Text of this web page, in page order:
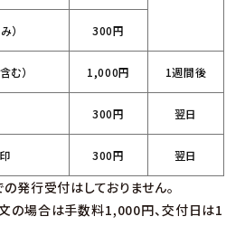
ス
サイトについて
個人情報保護方針
への対応
教職員
） 300円
む） 1,000円 1週間後
300円 翌日
300円 翌日
発行受付はしておりません。
の場合は手数料1,000円、交付日は1